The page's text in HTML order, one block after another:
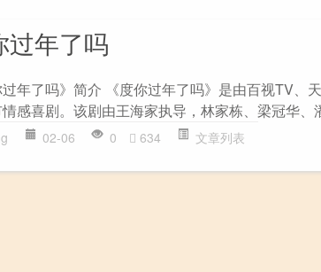
过年了吗
过年了吗》简介 《度你过年了吗》是由百视TV、
感喜剧。该剧由王海家执导，林家栋、梁冠华、
02-06 0 634 文章列表